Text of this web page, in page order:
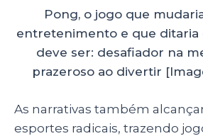
Pong, o jogo que
entretenimento e que ditaria
deve ser: desafiador na
prazeroso ao divertir
As narrativas também
esportes radicais, trazendo